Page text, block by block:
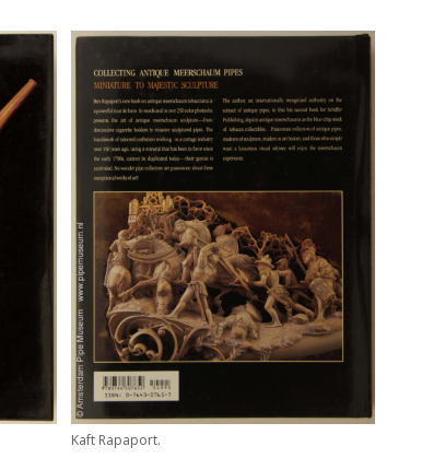
Kaft Rapaport.